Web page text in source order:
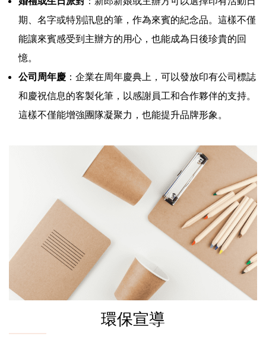
期、名字或特別訊息的筆，作為來賓的紀念品。這樣不僅
能讓來賓感受到主辦方的用心，也能成為日後珍貴的回
憶。
公司周年慶 ：企業在周年慶典上，可以發放印有公司標誌
和慶祝信息的客製化筆，以感謝員工和合作夥伴的支持。
這樣不僅能增強團隊凝聚力，也能提升品牌形象。
環保宣導